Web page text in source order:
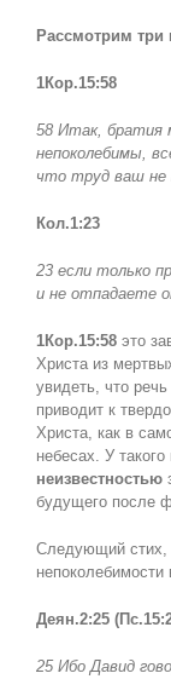
Рассмотрим три
1Кор.15:58
58 Итак, братия
непоколебимы,
что труд ваш не
Кол.1:23
23 если только
и не отпадаете
1Кор.15:58 это
Христа из
увидеть, что
приводит к
Христа, как в
небесах. У
неизвестностью
будущего после
Следующий стих,
непоколебимости
Деян.2:25
25 Ибо Давид